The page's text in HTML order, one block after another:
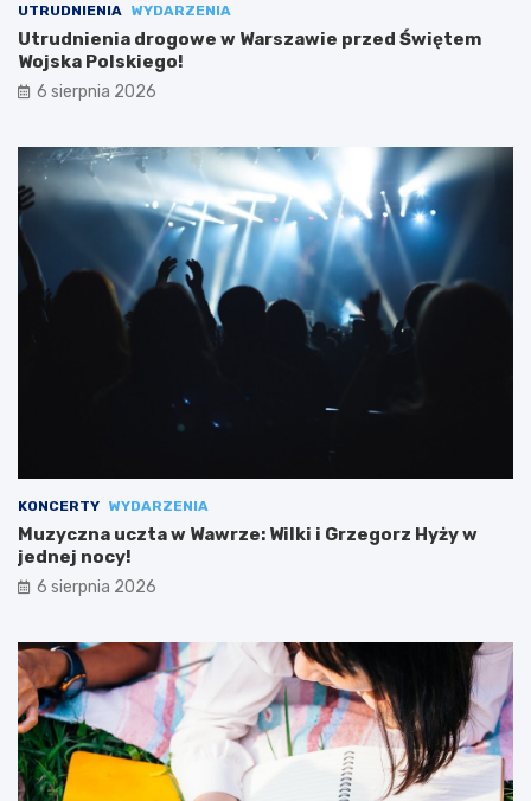
UTRUDNIENIA WYDARZENIA
Utrudnienia drogowe w Warszawie przed Świętem
Wojska Polskiego!
6 sierpnia 2026
KONCERTY WYDARZENIA
Muzyczna uczta w Wawrze: Wilki i Grzegorz Hyży w
jednej nocy!
6 sierpnia 2026